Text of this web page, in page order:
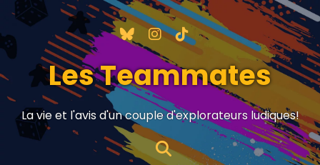
Les Teammates
La vie et l'avis d'un couple d'explorateurs ludiques!